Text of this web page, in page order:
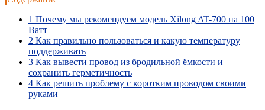
1 Почему мы рекомендуем модель Xilong AT-700 на 100
Ватт
2 Как правильно пользоваться и какую температуру
поддерживать
3 Как вывести провод из бродильной ёмкости и
сохранить герметичность
4 Как решить проблему с коротким проводом своими
руками